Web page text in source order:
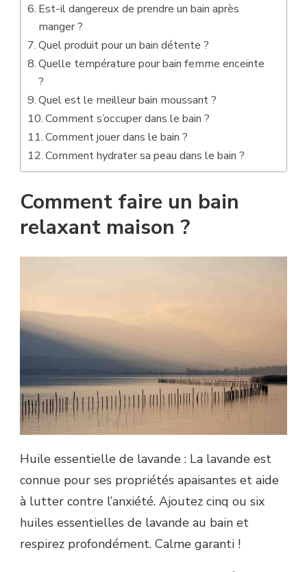
Est-il dangereux de prendre un bain après
manger ?
Quel produit pour un bain détente ?
Quelle température pour bain femme enceinte
?
Quel est le meilleur bain moussant ?
Comment s’occuper dans le bain ?
Comment jouer dans le bain ?
Comment hydrater sa peau dans le bain ?
Comment faire un bain
relaxant maison ?
Huile essentielle de lavande : La lavande est
connue pour ses propriétés apaisantes et aide
à lutter contre l’anxiété. Ajoutez cinq ou six
huiles essentielles de lavande au bain et
respirez profondément. Calme garanti !